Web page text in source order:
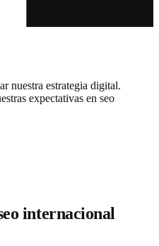
nuestra estrategia digital.
expectativas en seo
internacional